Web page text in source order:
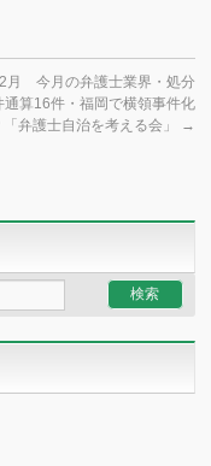
月 今月の弁護士業界・処分
通算16件・福岡で横領事件化
弁護士自治を考える会」
→